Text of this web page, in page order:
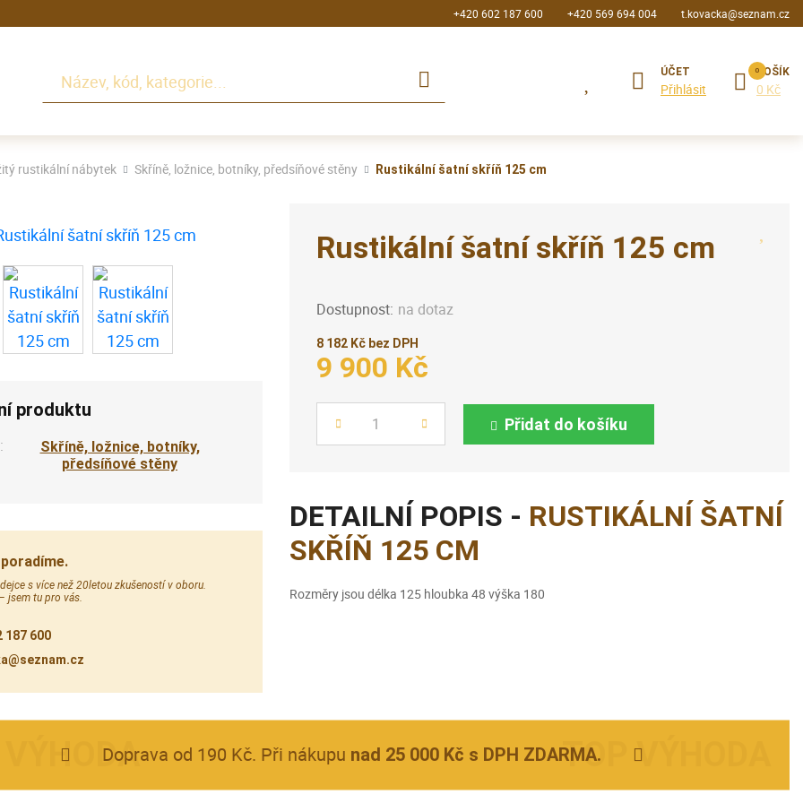
+420 602 187 600 +420 569 694 004 t.kovacka@seznam.cz
Hledat ÚČET
Přihlásit
KOŠÍK
0 Kč
rustikální nábytek Skříně, ložnice, botníky, předsíňové stěny Rustikální šatní skříň 125 cm
produktu
Skříně, ložnice, botníky,
předsíňové stěny
s více než 20letou zkušeností v oboru.
jsem tu pro vás.
187 600
Rustikální šatní skříň 125 cm
Dostupnost: na dotaz
8 182 Kč bez DPH
9 900 Kč
Počet Přidat do košíku
DETAILNÍ POPIS - RUSTIKÁLNÍ ŠATNÍ
SKŘÍŇ 125 CM
Rozměry jsou délka 125 hloubka 48 výška 180
Doprava od 190 Kč. Při nákupu nad 25 000 Kč s DPH ZDARMA.